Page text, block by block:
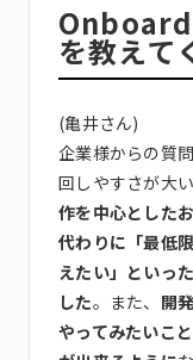
を教えて
(亀井さん)
企業様からの質
回しやすさが大
作を中心とした
代わりに「最低
えたい」といっ
した。また、 開
やってみたいこ